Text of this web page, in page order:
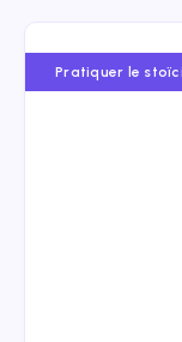
Pratiquer le